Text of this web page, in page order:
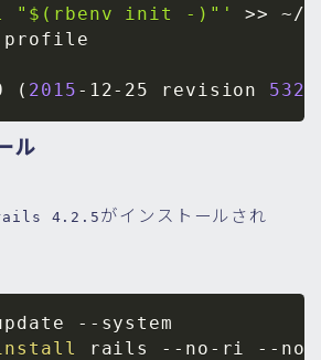
"$(rbenv init -)"' >>
~/
( 2015 -12-25 revision
ル
4.2.5 がインストールされ
--system
rails --no-ri --no-